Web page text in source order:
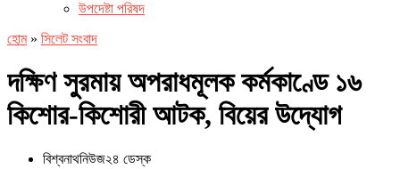
উপদেষ্টা পরিষদ
হোম» সিলেট সংবাদ
দক্ষিণ সুরমায় অপরাধমূলক কর্মকাণ্ডে ১৬
কিশোর-কিশোরী আটক, বিয়ের উদ্যোগ
বিশ্বনাথনিউজ২৪ ডেস্ক